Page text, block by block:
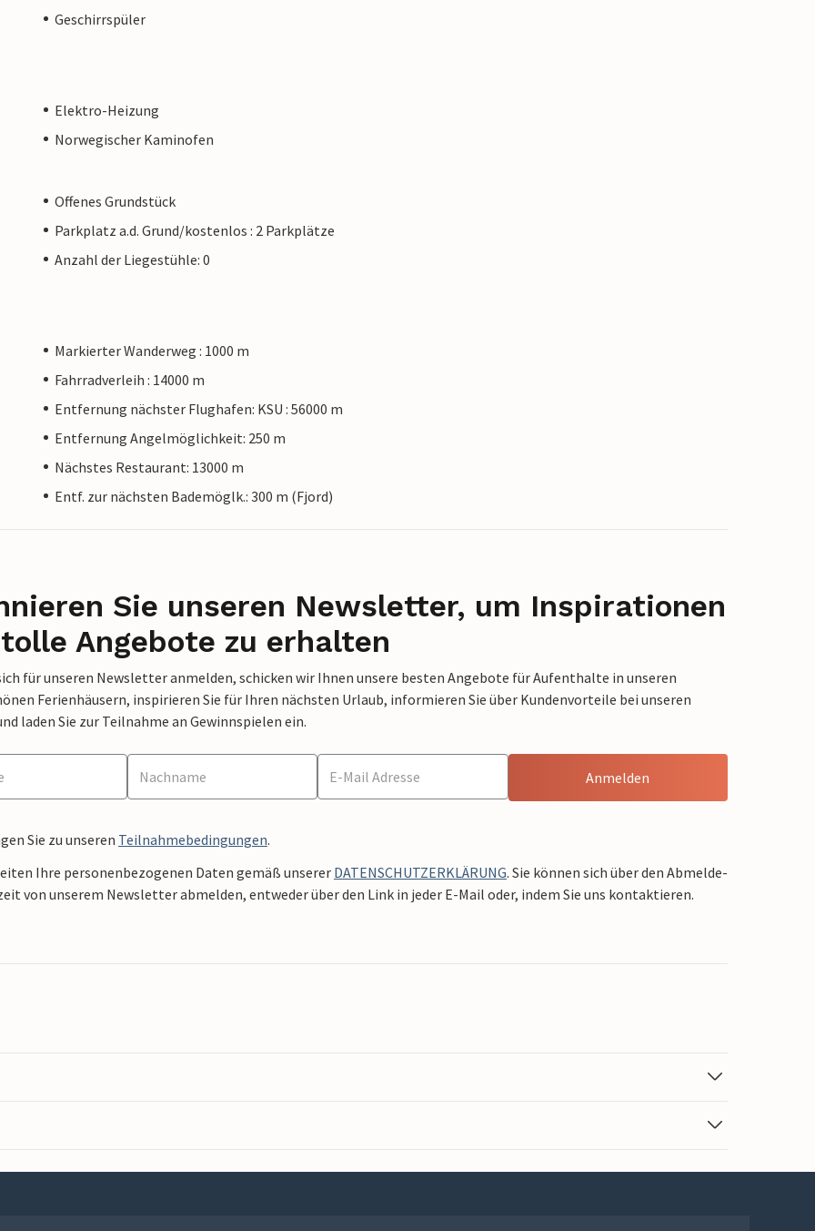
Geschirrspüler
Elektro-Heizung
Norwegischer Kaminofen
Offenes Grundstück
Parkplatz a.d. Grund/kostenlos : 2 Parkplätze
Anzahl der Liegestühle: 0
Markierter Wanderweg : 1000 m
Fahrradverleih : 14000 m
Entfernung nächster Flughafen: KSU : 56000 m
Entfernung Angelmöglichkeit: 250 m
Nächstes Restaurant: 13000 m
Entf. zur nächsten Bademöglk.: 300 m (Fjord)
Sie unseren Newsletter, um Inspirationen
Angebote zu erhalten
für unseren Newsletter anmelden, schicken wir Ihnen unsere besten Angebote für Aufenthalte in unseren
Ferienhäusern, inspirieren Sie für Ihren nächsten Urlaub, informieren Sie über Kundenvorteile bei unseren
laden Sie zur Teilnahme an Gewinnspielen ein.
Anmelden
Sie zu unseren Teilnahmebedingungen.
Ihre personenbezogenen Daten gemäß unserer DATENSCHUTZERKLÄRUNG. Sie können sich über den Abmelde-
von unserem Newsletter abmelden, entweder über den Link in jeder E-Mail oder, indem Sie uns kontaktieren.